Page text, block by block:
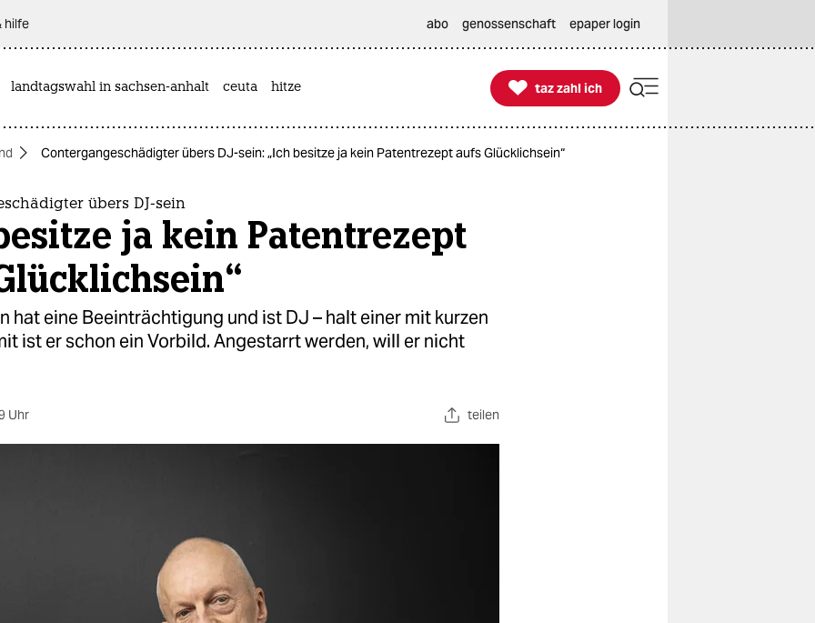
hilfe abo genossenschaft epaper login
landtagswahl in sachsen-anhalt ceuta hitze 
taz zahl ich
taz zahl ich
Contergangeschädigter übers DJ-sein: „Ich besitze ja kein Patentrezept aufs Glücklichsein“
übers DJ-sein
ja kein Patentrezept
hat eine Beeinträchtigung und ist DJ – halt einer mit kurzen
ist er schon ein Vorbild. Angestarrt werden, will er nicht
Uhr teilen